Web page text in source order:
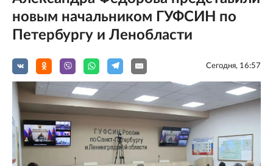
новым начальником ГУФСИН по
Петербургу и Ленобласти
Сегодня, 16:57